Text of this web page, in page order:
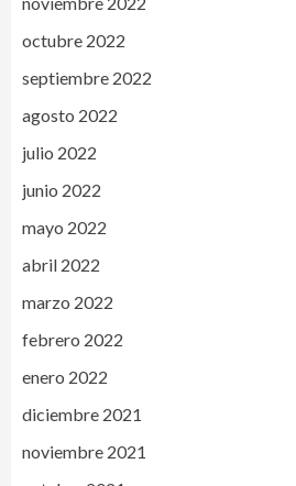
octubre 2022
septiembre 2022
agosto 2022
julio 2022
junio 2022
mayo 2022
abril 2022
marzo 2022
febrero 2022
enero 2022
diciembre 2021
noviembre 2021